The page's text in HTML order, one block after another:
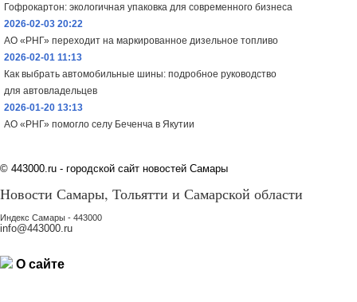
Гофрокартон: экологичная упаковка для современного бизнеса
2026-02-03 20:22
АО «РНГ» переходит на маркированное дизельное топливо
2026-02-01 11:13
Как выбрать автомобильные шины: подробное руководство
для автовладельцев
2026-01-20 13:13
АО «РНГ» помогло селу Беченча в Якутии
© 443000.ru - городской сайт новостей Самары
Новости Самары, Тольятти и Самарской области
Индекс Самары - 443000
info@443000.ru
О сайте